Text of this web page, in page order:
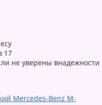
17
не уверены внадежности